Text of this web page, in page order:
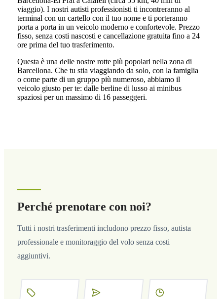
viaggio). I nostri autisti professionisti ti incontreranno al
terminal con un cartello con il tuo nome e ti porteranno
porta a porta in un veicolo moderno e confortevole. Prezzo
fisso, senza costi nascosti e cancellazione gratuita fino a 24
ore prima del tuo trasferimento.
Questa è una delle nostre rotte più popolari nella zona di
Barcellona. Che tu stia viaggiando da solo, con la famiglia
o come parte di un gruppo più numeroso, abbiamo il
veicolo giusto per te: dalle berline di lusso ai minibus
spaziosi per un massimo di 16 passeggeri.
Perché prenotare con noi?
Tutti i nostri trasferimenti includono prezzo fisso, autista
professionale e monitoraggio del volo senza costi
aggiuntivi.